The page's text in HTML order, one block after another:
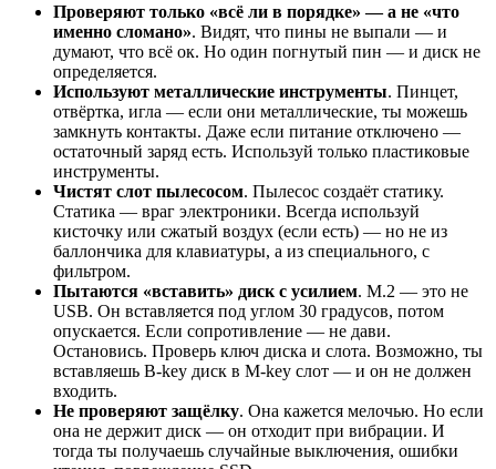
Проверяют только «всё ли в порядке» — а не «что
именно сломано». Видят, что пины не выпали — и
думают, что всё ок. Но один погнутый пин — и диск не
определяется.
Используют металлические инструменты. Пинцет,
отвёртка, игла — если они металлические, ты можешь
замкнуть контакты. Даже если питание отключено —
остаточный заряд есть. Используй только пластиковые
инструменты.
Чистят слот пылесосом. Пылесос создаёт статику.
Статика — враг электроники. Всегда используй
кисточку или сжатый воздух (если есть) — но не из
баллончика для клавиатуры, а из специального, с
фильтром.
Пытаются «вставить» диск с усилием. M.2 — это не
USB. Он вставляется под углом 30 градусов, потом
опускается. Если сопротивление — не дави.
Остановись. Проверь ключ диска и слота. Возможно, ты
вставляешь B-key диск в M-key слот — и он не должен
входить.
Не проверяют защёлку. Она кажется мелочью. Но если
она не держит диск — он отходит при вибрации. И
тогда ты получаешь случайные выключения, ошибки